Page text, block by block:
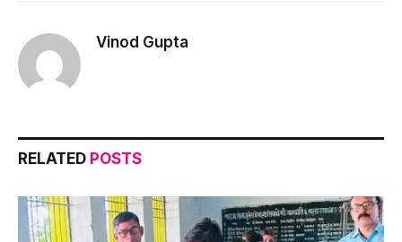
Vinod Gupta
RELATED POSTS